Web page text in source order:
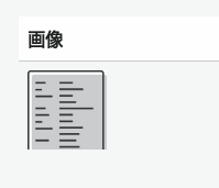
画像
さらに表示